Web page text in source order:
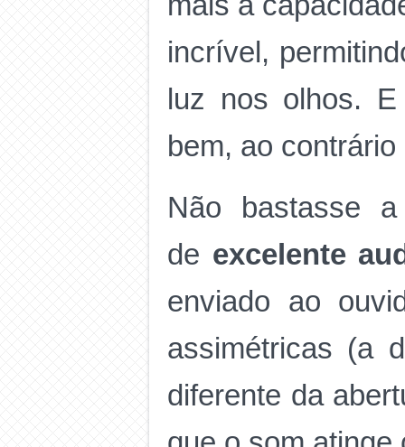
incrível,
luz nos olhos.
bem, ao
Não bastasse
de excelente
enviado ao
assimétricas (a
diferente da